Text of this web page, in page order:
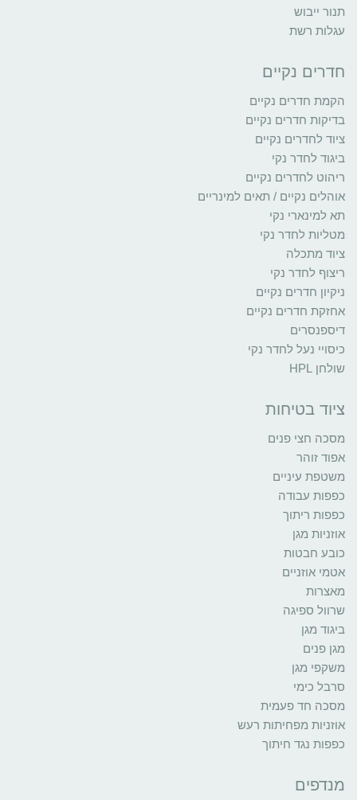
תנור ייבוש
עגלות רשת
חדרים נקיים
הקמת חדרים נקיים
בדיקות חדרים נקיים
ציוד לחדרים נקיים
ביגוד לחדר נקי
ריהוט לחדרים נקיים
אוהלים נקיים / תאים למינריים
תא למינארי נקי
מטליות לחדר נקי
ציוד מתכלה
ריצוף לחדר נקי
ניקיון חדרים נקיים
אחזקת חדרים נקיים
דיספנסרים
כיסויי נעל לחדר נקי
שולחן HPL
ציוד בטיחות
מסכה חצי פנים
אפוד זוהר
משטפת עיניים
כפפות עבודה
כפפות ריתוך
אוזניות מגן
כובע חבטות
אטמי אוזניים
מאצרות
שרוול ספיגה
ביגוד מגן
מגן פנים
משקפי מגן
סרבל כימי
מסכה חד פעמית
אוזניות מפחיתות רעש
כפפות נגד חיתוך
מנדפים